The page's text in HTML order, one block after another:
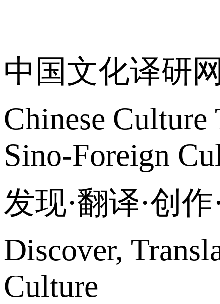
中国文化译研
Chinese
Sino-Foreign
发现·翻译·创
Discover,
Culture